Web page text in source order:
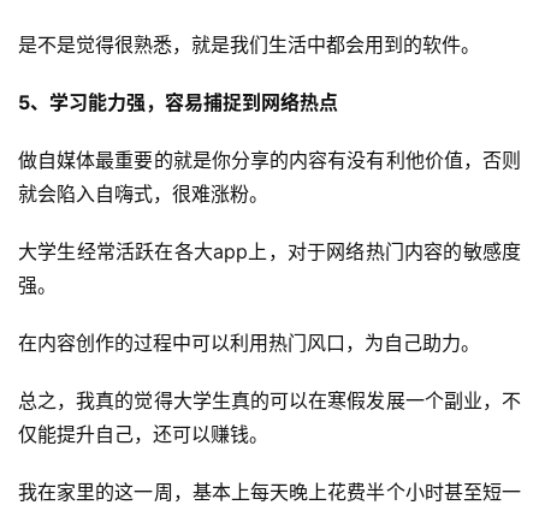
是不是觉得很熟悉，就是我们生活中都会用到的软件。
5、学习能力强，容易捕捉到网络热点
做自媒体最重要的就是你分享的内容有没有利他价值，否则
就会陷入自嗨式，很难涨粉。
大学生经常活跃在各大app上，对于网络热门内容的敏感度
强。
在内容创作的过程中可以利用热门风口，为自己助力。
总之，我真的觉得大学生真的可以在寒假发展一个副业，不
仅能提升自己，还可以赚钱。
我在家里的这一周，基本上每天晚上花费半个小时甚至短一